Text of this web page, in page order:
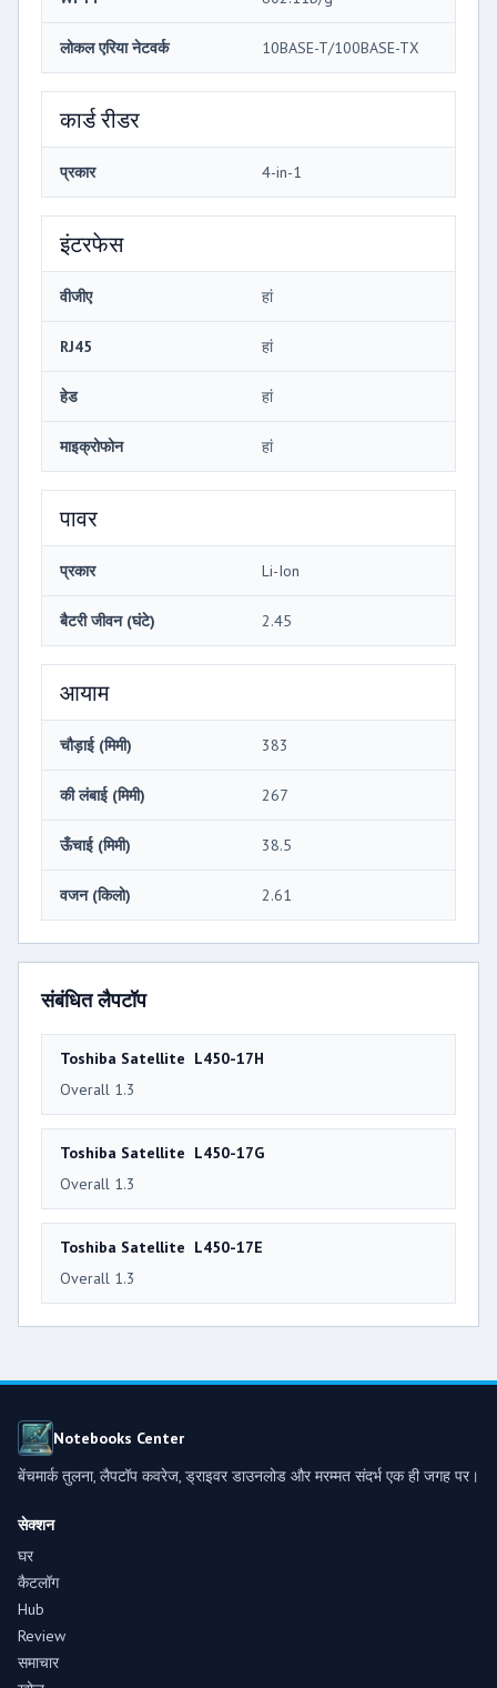
लोकल एरिया नेटवर्क 10BASE-T/100BASE-TX
कार्ड रीडर
प्रकार 4-in-1
इंटरफेस
वीजीए हां
RJ45 हां
हेड हां
माइक्रोफोन हां
पावर
प्रकार Li-Ion
बैटरी जीवन (घंटे) 2.45
आयाम
चौड़ाई (मिमी) 383
की लंबाई (मिमी) 267
ऊँचाई (मिमी) 38.5
वजन (किलो) 2.61
संबंधित लैपटॉप
Toshiba Satellite L450-17H
Overall 1.3
Toshiba Satellite L450-17G
Overall 1.3
Toshiba Satellite L450-17E
Overall 1.3
Notebooks Center
बेंचमार्क तुलना, लैपटॉप कवरेज, ड्राइवर डाउनलोड और मरम्मत संदर्भ एक ही जगह पर।
सेक्शन
घर
कैटलॉग
Hub
Review
समाचार